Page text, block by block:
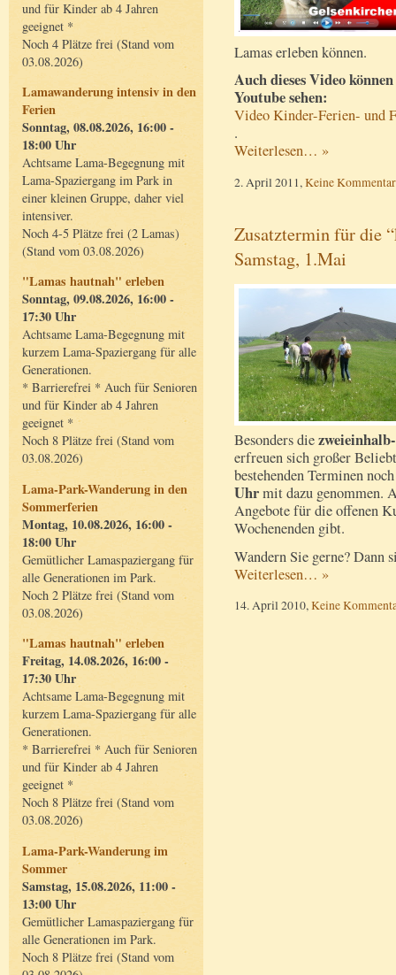
und für Kinder ab 4 Jahren
geeignet *
Noch 4 Plätze frei (Stand vom
03.08.2026)
Lamawanderung intensiv in den
Ferien
Sonntag, 08.08.2026, 16:00 -
18:00 Uhr
Achtsame Lama-Begegnung mit
Lama-Spaziergang im Park in
einer kleinen Gruppe, daher viel
intensiver.
Noch 4-5 Plätze frei (2 Lamas)
(Stand vom 03.08.2026)
"Lamas hautnah" erleben
Sonntag, 09.08.2026, 16:00 -
17:30 Uhr
Achtsame Lama-Begegnung mit
kurzem Lama-Spaziergang für alle
Generationen.
* Barrierefrei * Auch für Senioren
und für Kinder ab 4 Jahren
geeignet *
Noch 8 Plätze frei (Stand vom
03.08.2026)
Lama-Park-Wanderung in den
Sommerferien
Montag, 10.08.2026, 16:00 -
18:00 Uhr
Gemütlicher Lamaspaziergang für
alle Generationen im Park.
Noch 2 Plätze frei (Stand vom
03.08.2026)
"Lamas hautnah" erleben
Freitag, 14.08.2026, 16:00 -
17:30 Uhr
Achtsame Lama-Begegnung mit
kurzem Lama-Spaziergang für alle
Generationen.
* Barrierefrei * Auch für Senioren
und für Kinder ab 4 Jahren
geeignet *
Noch 8 Plätze frei (Stand vom
03.08.2026)
Lama-Park-Wanderung im
Sommer
Samstag, 15.08.2026, 11:00 -
13:00 Uhr
Gemütlicher Lamaspaziergang für
alle Generationen im Park.
Noch 8 Plätze frei (Stand vom
Lamas erleben können.
Auch dieses Video
Youtube sehen:
Video Kinder-Ferien- und
.
Weiterlesen… »
2. April 2011, Keine
Zusatztermin für die
Samstag, 1.Mai
Besonders die
erfreuen sich großer
bestehenden Terminen
Uhrmit dazu genommen.
Angebote für die offenen
Wochenenden gibt.
Wandern Sie gerne? Dann
Weiterlesen… »
14. April 2010,Keine